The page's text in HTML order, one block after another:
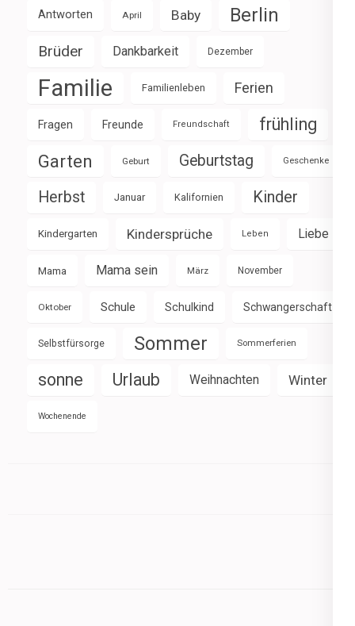
Antworten April Baby Berlin
Brüder Dankbarkeit Dezember
Familie Familienleben Ferien
Fragen Freunde Freundschaft frühling
Garten Geburt Geburtstag Geschenke
Herbst Januar Kalifornien Kinder
Kindergarten Kindersprüche Leben Liebe
Mama Mama sein März November
Oktober Schule Schulkind Schwangerschaft
Selbstfürsorge Sommer Sommerferien
sonne Urlaub Weihnachten Winter
Wochenende